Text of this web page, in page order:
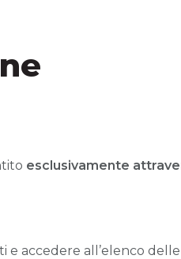
esclusivamente
e accedere all’elenco